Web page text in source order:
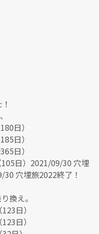
日）
日）
日）
日）2021/09/30 穴埋
穴埋旅2022終了！
換え。
日）
日）